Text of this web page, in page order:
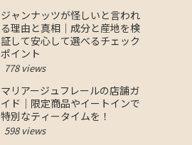
ジャンナッツが怪しいと言われ
る理由と真相｜成分と産地を検
証して安心して選べるチェック
ポイント
778 views
マリアージュフレールの店舗ガ
イド｜限定商品やイートインで
特別なティータイムを！
598 views